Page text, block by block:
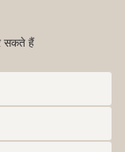
सकते हैं